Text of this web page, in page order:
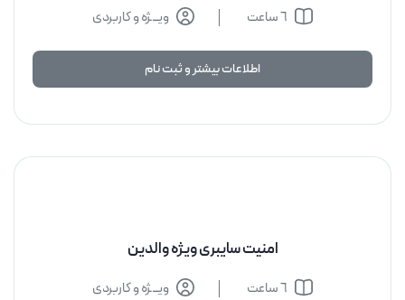
٦ ساعت ویــژه و کاربردی
اطلاعات بیشتر و ثبت نام
امنیت سایبری ویژه والدین
٦ ساعت ویــژه و کاربردی